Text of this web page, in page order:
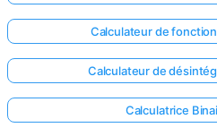
Calculateur de
Calculateur de
Calculatrice